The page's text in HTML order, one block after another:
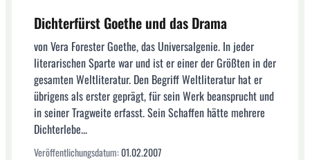
Dichterfürst Goethe und das Drama
von Vera Forester Goethe, das Universalgenie. In jeder
literarischen Sparte war und ist er einer der Größten in der
gesamten Weltliteratur. Den Begriff Weltliteratur hat er
übrigens als erster geprägt, für sein Werk beansprucht und
in seiner Tragweite erfasst. Sein Schaffen hätte mehrere
Dichterlebe...
Veröffentlichungsdatum:01.02.2007